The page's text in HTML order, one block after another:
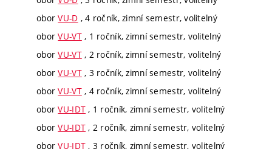
oborVU-D , 4 ročník, zimní semestr, volitelný
oborVU-VT, 1 ročník, zimní semestr, volitelný
oborVU-VT, 2 ročník, zimní semestr, volitelný
oborVU-VT, 3 ročník, zimní semestr, volitelný
oborVU-VT, 4 ročník, zimní semestr, volitelný
oborVU-IDT , 1 ročník, zimní semestr, volitelný
oborVU-IDT , 2 ročník, zimní semestr, volitelný
oborVU-IDT , 3 ročník, zimní semestr, volitelný